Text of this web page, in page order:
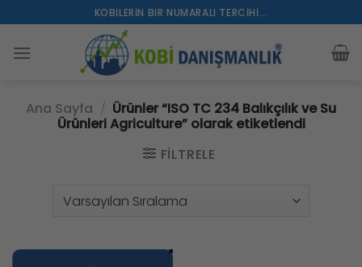
atla
KOBILERIN BIR NUMARALI TERCIHI...
Ana Sayfa / Ürünler “ISO TC 234 Balıkçılık ve Su
Ürünleri Agriculture” olarak etiketlendi
FILTRELE